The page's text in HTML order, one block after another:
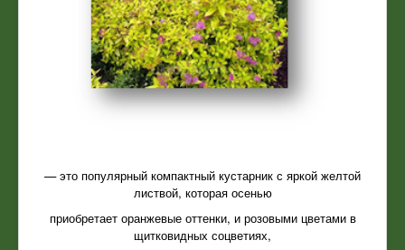
— это популярный компактный кустарник с яркой желтой
листвой, которая осенью
приобретает оранжевые оттенки, и розовыми цветами в
щитковидных соцветиях,